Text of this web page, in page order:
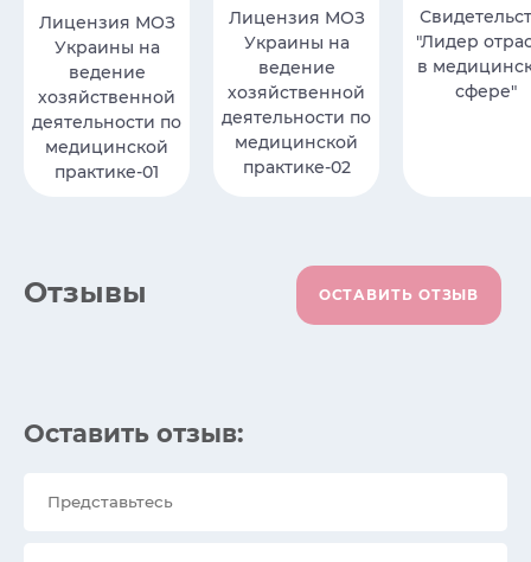
Лицензия МОЗ
Украины на
ведение
хозяйственной
деятельности по
медицинской
практике-01
Лицензия МОЗ
Украины на
ведение
хозяйственной
деятельности по
медицинской
практике-02
"Лидер
в
сфере"
Отзывы ОСТАВИТЬ ОТЗЫВ
Оставить отзыв: